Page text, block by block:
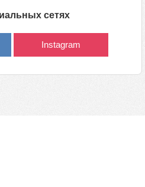
сетях
Instagram